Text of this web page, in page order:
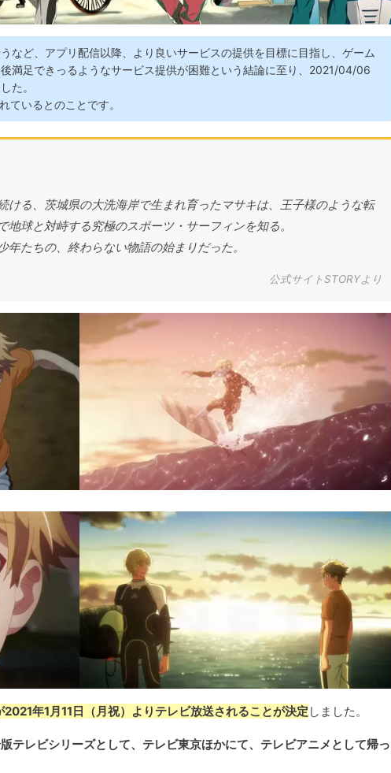
など、アプリ配信以降、より良いサービスの提供を目標に目指し、ゲーム
満足できっるようなサービス提供が困難という結論に至り、2021/04/06
た。
ているとのことです。
ける、茨城県の大洗海岸で生まれ育ったマサキは、王子様のような転
球と対峙する究極のスポーツ・サーフィンを知る。
たちの、終わらない物語の始まりだった。
公式サイトSTORYより
年1月11日（月祝）よりテレビ放送されることが決定 しました。
テレビシリーズとして、テレビ東京ほかにて、テレビアニメとして帰っ